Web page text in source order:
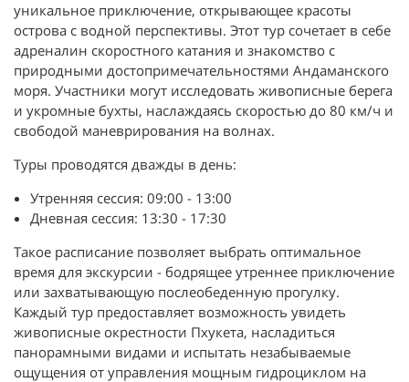
уникальное приключение, открывающее красоты
острова с водной перспективы. Этот тур сочетает в себе
адреналин скоростного катания и знакомство с
природными достопримечательностями Андаманского
моря. Участники могут исследовать живописные берега
и укромные бухты, наслаждаясь скоростью до 80 км/ч и
свободой маневрирования на волнах.
Туры проводятся дважды в день:
Утренняя сессия: 09:00 - 13:00
Дневная сессия: 13:30 - 17:30
Такое расписание позволяет выбрать оптимальное
время для экскурсии - бодрящее утреннее приключение
или захватывающую послеобеденную прогулку.
Каждый тур предоставляет возможность увидеть
живописные окрестности Пхукета, насладиться
панорамными видами и испытать незабываемые
ощущения от управления мощным гидроциклом на